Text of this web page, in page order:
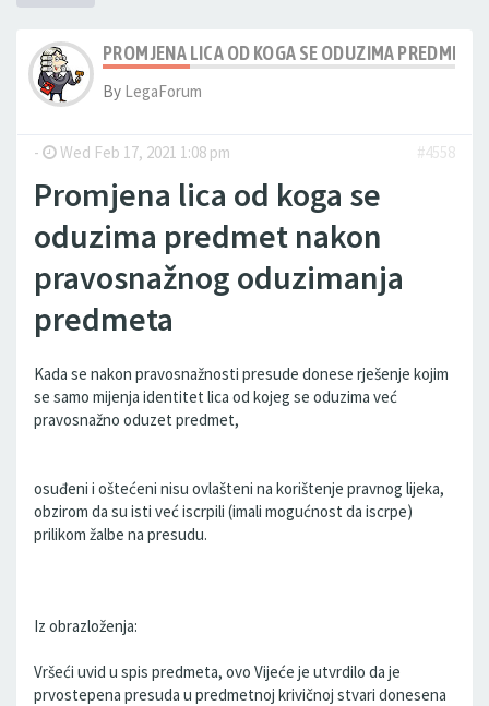
PROMJENA LICA OD KOGA SE ODUZIMA PREDMET
By LegaForum
- Wed Feb 17, 2021 1:08 pm #4558
Promjena lica od koga se
oduzima predmet nakon
pravosnažnog oduzimanja
predmeta
Kada se nakon pravosnažnosti presude donese rješenje kojim
se samo mijenja identitet lica od kojeg se oduzima već
pravosnažno oduzet predmet,
osuđeni i oštećeni nisu ovlašteni na korištenje pravnog lijeka,
obzirom da su isti već iscrpili (imali mogućnost da iscrpe)
prilikom žalbe na presudu.
Iz obrazloženja:
Vršeći uvid u spis predmeta, ovo Vijeće je utvrdilo da je
prvostepena presuda u predmetnoj krivičnoj stvari donesena